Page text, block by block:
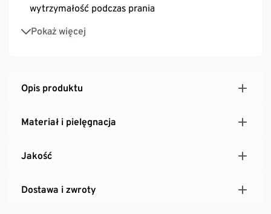
wytrzymałość podczas prania
Pokaż więcej
Bawełniany klin
Opis produktu
Materiał i pielęgnacja
Jakość
Dostawa i zwroty